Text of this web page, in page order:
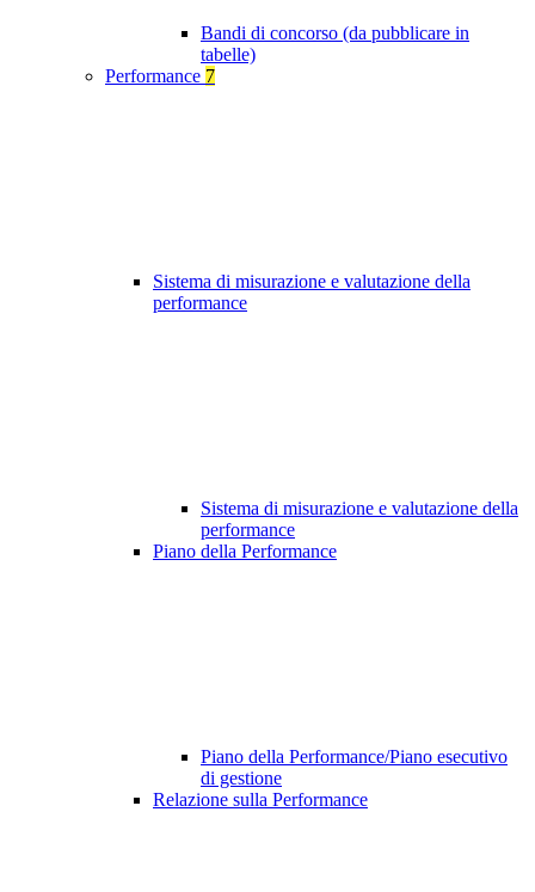
Bandi di concorso (da pubblicare in
tabelle)
Performance 7
Sistema di misurazione e valutazione della
performance
Sistema di misurazione e valutazione della
performance
Piano della Performance
Piano della Performance/Piano esecutivo
di gestione
Relazione sulla Performance